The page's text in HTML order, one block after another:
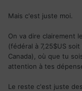
Mais c'est juste moi.
On va dire clairement
(fédéral à 7,25$US soit
Canada), où que tu
attention à tes
Le reste c'est juste